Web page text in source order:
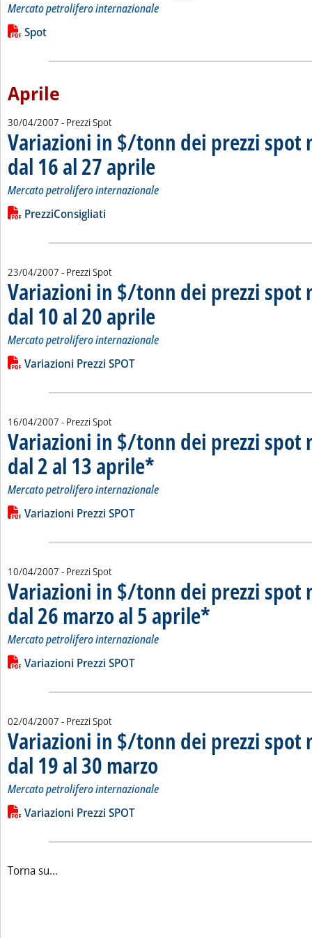
Mercato petrolifero internazionale
Leggi tutta la notizia: 'Variazioni in $/tonn dei prezzi spot
Lista allegati PDF alla notizia
Spot
Aprile
30/04/2007 - Prezzi Spot
Variazioni in $/tonn dei prezzi spot
dal 16 al 27 aprile . Sottotitolo: Mercato petrolifero internazionale
. Pubblicata lunedì 30 aprile 2007 alle 16.40.
Mercato petrolifero internazionale
Leggi tutta la notizia: 'Variazioni in $/tonn dei prezzi spot
Lista allegati PDF alla notizia
PrezziConsigliati
23/04/2007 - Prezzi Spot
Variazioni in $/tonn dei prezzi spot
dal 10 al 20 aprile . Sottotitolo: Mercato petrolifero internazionale
. Pubblicata lunedì 23 aprile 2007 alle 15.37.
Mercato petrolifero internazionale
Leggi tutta la notizia: 'Variazioni in $/tonn dei prezzi spot
Lista allegati PDF alla notizia
Variazioni Prezzi SPOT
16/04/2007 - Prezzi Spot
Variazioni in $/tonn dei prezzi spot
dal 2 al 13 aprile* . Sottotitolo: Mercato petrolifero internazionale
. Pubblicata lunedì 16 aprile 2007 alle 16.6.
Mercato petrolifero internazionale
Leggi tutta la notizia: 'Variazioni in $/tonn dei prezzi spot
Lista allegati PDF alla notizia
Variazioni Prezzi SPOT
10/04/2007 - Prezzi Spot
Variazioni in $/tonn dei prezzi spot
dal 26 marzo al 5 aprile*. Sottotitolo: Mercato
. Pubblicata martedì 10
Mercato petrolifero internazionale
Leggi tutta la notizia: 'Variazioni in $/tonn dei prezzi spot
Lista allegati PDF alla notizia
Variazioni Prezzi SPOT
02/04/2007 - Prezzi Spot
Variazioni in $/tonn dei prezzi spot
dal 19 al 30 marzo . Sottotitolo: Mercato petrolifero
. Pubblicata lunedì 02 aprile 2007 alle 16.10.
Mercato petrolifero internazionale
Leggi tutta la notizia: 'Variazioni in $/tonn dei prezzi spot
Lista allegati PDF alla notizia
Variazioni Prezzi SPOT
Torna su...